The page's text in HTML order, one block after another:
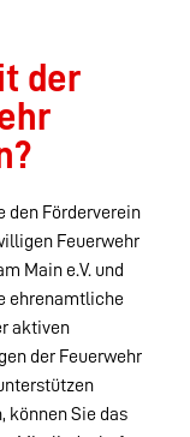
der
den Förderverein
Feuerwehr
Main e.V. und
ehrenamtliche
aktiven
der Feuerwehr
können Sie das